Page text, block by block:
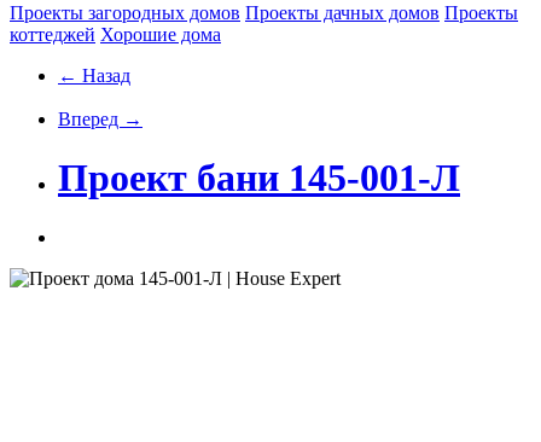
Проекты загородных домов Проекты дачных домов Проекты
коттеджей Хорошие дома
← Назад
Вперед →
Проект бани 145-001-Л